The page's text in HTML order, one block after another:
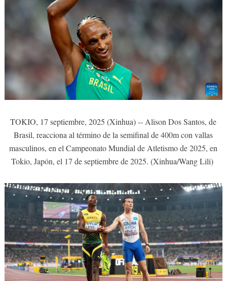
TOKIO, 17 septiembre, 2025 (Xinhua) -- Alison Dos Santos, de
Brasil, reacciona al término de la semifinal de 400m con vallas
masculinos, en el Campeonato Mundial de Atletismo de 2025, en
Tokio, Japón, el 17 de septiembre de 2025. (Xinhua/Wang Lili)